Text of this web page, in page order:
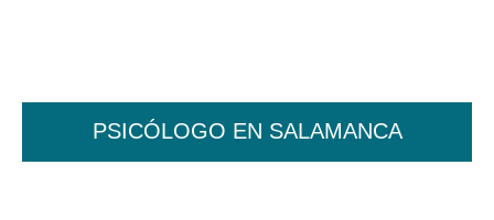
PSICÓLOGO EN SALAMANCA